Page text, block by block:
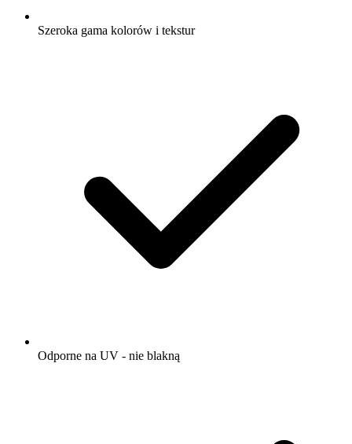
Szeroka gama kolorów i tekstur
Odporne na UV - nie blakną